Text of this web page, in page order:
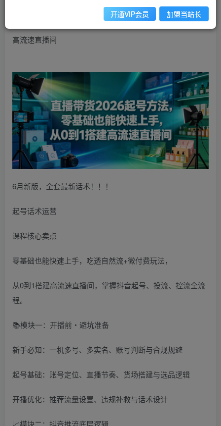
直播带货2026起号方法，零基础也能快速上手，从0到1搭建
高流速直播间
6月新版，全套最新话术！！！
起号话术运营
课程核心卖点
零基础也能快速上手，吃透自然流+微付费玩法，
从0到1搭建高流速直播间，掌握抖音起号、投流、控流全流
程。
📚模块一：开播前・避坑准备
新手必知：一机多号、多实名、账号判断与合规规避
起号基础：账号定位、直播节奏、货场搭建与选品逻辑
开播优化：推荐流量设置、违规补救与话术设计
开通VIP会员 加盟当站长